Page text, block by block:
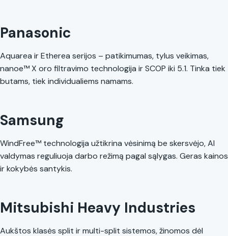
Panasonic
Aquarea ir Etherea serijos – patikimumas, tylus veikimas,
nanoe™ X oro filtravimo technologija ir SCOP iki 5.1. Tinka tiek
butams, tiek individualiems namams.
Samsung
WindFree™ technologija užtikrina vėsinimą be skersvėjo, AI
valdymas reguliuoja darbo režimą pagal sąlygas. Geras kainos
ir kokybės santykis.
Mitsubishi Heavy Industries
Aukštos klasės split ir multi-split sistemos, žinomos dėl